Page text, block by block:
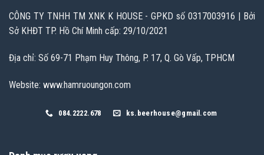
CÔNG TY TNHH TM XNK K HOUSE - GPKD số 0317003916 | Bởi
Sở KHĐT TP. Hồ Chí Minh cấp: 29/10/2021
Địa chỉ: Số 69-71 Phạm Huy Thông, P. 17, Q. Gò Vấp, TPHCM
Website: www.hamruoungon.com
084.2222.678 ks.beerhouse@gmail.com